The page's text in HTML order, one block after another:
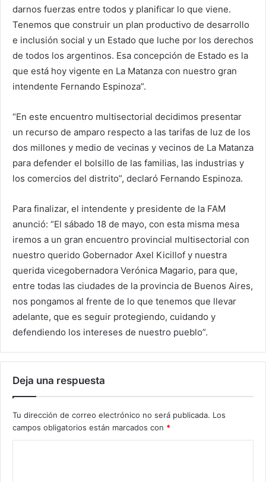
darnos fuerzas entre todos y planificar lo que viene.
Tenemos que construir un plan productivo de desarrollo
e inclusión social y un Estado que luche por los derechos
de todos los argentinos. Esa concepción de Estado es la
que está hoy vigente en La Matanza con nuestro gran
intendente Fernando Espinoza”.
“En este encuentro multisectorial decidimos presentar
un recurso de amparo respecto a las tarifas de luz de los
dos millones y medio de vecinas y vecinos de La Matanza
para defender el bolsillo de las familias, las industrias y
los comercios del distrito”, declaró Fernando Espinoza.
Para finalizar, el intendente y presidente de la FAM
anunció: “El sábado 18 de mayo, con esta misma mesa
iremos a un gran encuentro provincial multisectorial con
nuestro querido Gobernador Axel Kicillof y nuestra
querida vicegobernadora Verónica Magario, para que,
entre todas las ciudades de la provincia de Buenos Aires,
nos pongamos al frente de lo que tenemos que llevar
adelante, que es seguir protegiendo, cuidando y
defendiendo los intereses de nuestro pueblo”.
Deja una respuesta
Tu dirección de correo electrónico no será publicada. Los
campos obligatorios están marcados con *